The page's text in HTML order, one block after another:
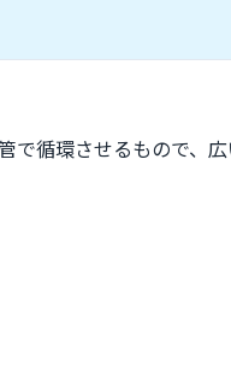
で循環させるもので、